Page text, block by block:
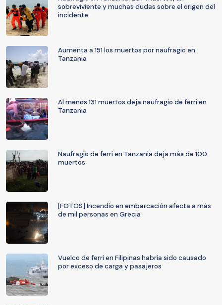
sobreviviente y muchas dudas sobre el origen del
incidente
Aumenta a 151 los muertos por naufragio en
Tanzania
Al menos 131 muertos deja naufragio de ferri en
Tanzania
Naufragio de ferri en Tanzania deja más de 100
muertos
[FOTOS] Incendio en embarcación afecta a más
de mil personas en Grecia
Vuelco de ferri en Filipinas habría sido causado
por exceso de carga y pasajeros